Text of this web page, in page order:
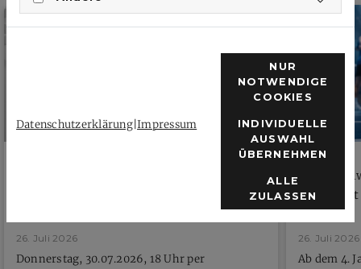
26. Juli 2026
Donnerstag, 30.07.2026, 18 Uhr per
Neue
26. Juli 2026
Ab dem 4.
Datenschutzerklärung|Impressum
NUR
NOTWENDIGE
COOKIES
INDIVIDUELLE
AUSWAHL
ÜBERNEHMEN
ALLE
ZULASSEN